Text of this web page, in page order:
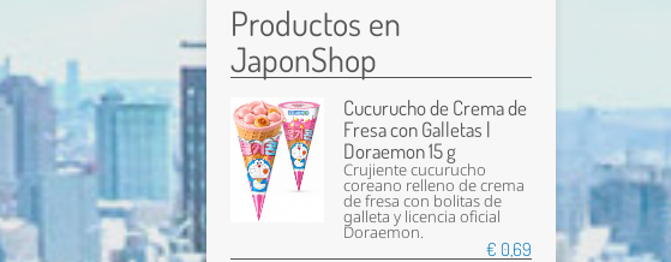
Productos en
JaponShop
Cucurucho de Crema de
Fresa con Galletas |
Doraemon 15 g
Crujiente cucurucho
coreano relleno de crema
de fresa con bolitas de
galleta y licencia oficial
Doraemon.
€ 0,69